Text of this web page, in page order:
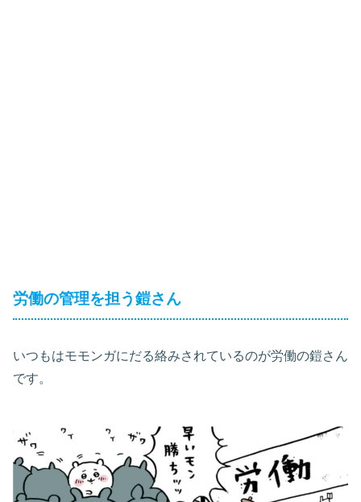
労働の管理を担う鎧さん
いつもはモモンガにだる絡みされているのが労働の鎧さん
です。